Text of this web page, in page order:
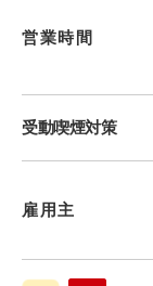
営業時間
受動喫煙対策
雇用主